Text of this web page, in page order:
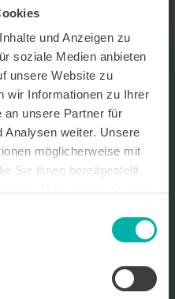
und Anzeigen zu
soziale Medien anbieten
unsere Website zu
wir Informationen zu Ihrer
an unsere Partner für
Analysen weiter. Unsere
möglicherweise mit
Sie ihnen bereitgestellt
Magazin Pforzheim GmbH
besser auf meine
stimme ich außerdem zu,
Nutzungsverhalten des
Der Newsletter enthält
zu Produkten und
Werbekunden. Ich kann meine
die Zukunft durch den in jedem
oder per E-Mail an info@info-
Mail-Adresse wird ausschließlich
Detaillierte Informationen
der von uns eingesetzten
finden Sie in unserer